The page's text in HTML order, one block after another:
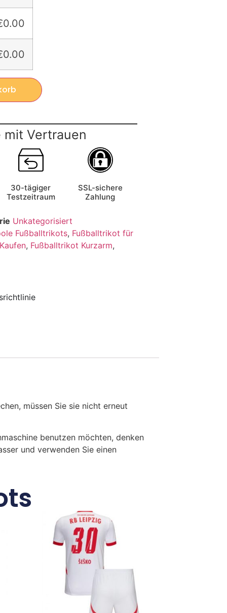
mit Vertrauen
30-tägiger
Testzeitraum
SSL-sichere
Zahlung
Unkategorisiert
Fußballtrikots, Fußballtrikot für
, Fußballtrikot Kurzarm,
müssen Sie sie nicht erneut
benutzen möchten, denken
und verwenden Sie einen